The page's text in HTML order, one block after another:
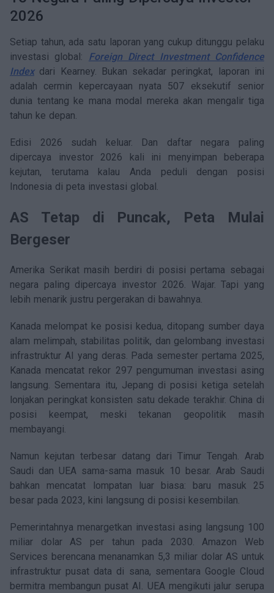
Panduan Pengguna
FAQ
Kalkulator Investasi
Karir
2026
Setiap tahun, ada satu laporan yang cukup ditunggu pelaku
investasi global: Foreign Direct Investment Confidence
Indexdari Kearney. Bukan sekadar peringkat, laporan ini
adalah cermin kepercayaan nyata 507 eksekutif senior
dunia tentang ke mana modal mereka akan mengalir tiga
tahun ke depan.
Edisi 2026 sudah keluar. Dan daftar negara paling
dipercaya investor 2026 kali ini menyimpan beberapa
kejutan, terutama kalau Anda peduli dengan posisi
Indonesia di peta investasi global.
AS Tetap di Puncak, Peta Mulai
Bergeser
Amerika Serikat masih berdiri di posisi pertama sebagai
negara paling dipercaya investor 2026. Wajar. Tapi yang
lebih menarik justru pergerakan di bawahnya.
Kanada melompat ke posisi kedua, ditopang sumber daya
alam melimpah, stabilitas politik, dan gelombang investasi
infrastruktur AI yang deras. Pada semester pertama 2025,
Kanada mencatat rekor 297 pengumuman investasi asing
langsung. Sementara itu, Jepang di posisi ketiga setelah
lonjakan peringkat konsisten satu dekade terakhir. China di
posisi keempat, meski tekanan geopolitik masih
membayangi.
Namun kejutan terbesar datang dari Timur Tengah. Arab
Saudi dan UEA sama-sama masuk 10 besar. Arab Saudi
bahkan mencatat lompatan luar biasa: baru masuk 25
besar pada 2023, kini langsung di posisi kesembilan.
Pemerintahnya menargetkan investasi asing langsung 100
miliar dolar AS per tahun pada 2030. Amazon Web
Services berencana menanamkan 5,3 miliar dolar AS untuk
infrastruktur pusat data di sana, sementara Google Cloud
bermitra membangun pusat AI. UEA mengikuti jalur serupa